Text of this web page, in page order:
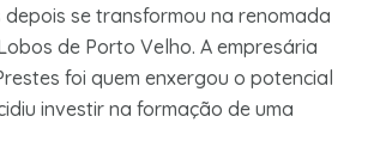
depois se transformou na renomada
de Porto Velho. A empresária
foi quem enxergou o potencial
investir na formação de uma